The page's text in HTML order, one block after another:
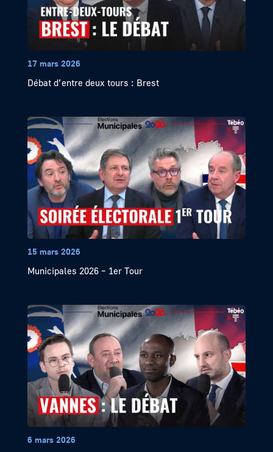
17 mars 2026
Débat d’entre deux tours : Brest
15 mars 2026
Municipales 2026 – 1er Tour
6 mars 2026